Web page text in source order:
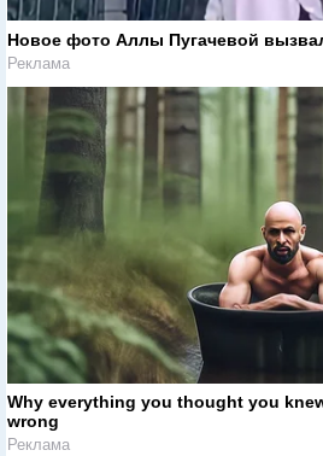
Новое фото Аллы Пугачевой
Реклама
Why everything you thought you
wrong
Реклама